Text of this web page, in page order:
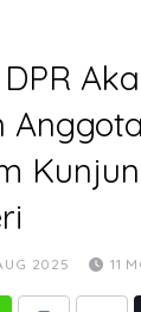
2025 11